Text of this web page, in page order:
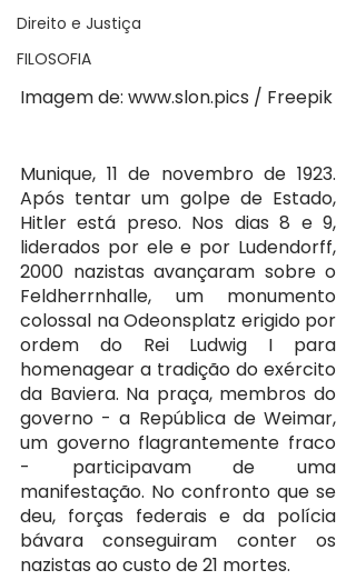
Direito e Justiça
FILOSOFIA
Imagem de: www.slon.pics / Freepik
Munique, 11 de novembro de 1923.
Após tentar um golpe de Estado,
Hitler está preso. Nos dias 8 e 9,
liderados por ele e por Ludendorff,
2000 nazistas avançaram sobre o
Feldherrnhalle, um monumento
colossal na Odeonsplatz erigido por
ordem do Rei Ludwig I para
homenagear a tradição do exército
da Baviera. Na praça, membros do
governo - a República de Weimar,
um governo flagrantemente fraco
- participavam de uma
manifestação. No confronto que se
deu, forças federais e da polícia
bávara conseguiram conter os
nazistas ao custo de 21 mortes.